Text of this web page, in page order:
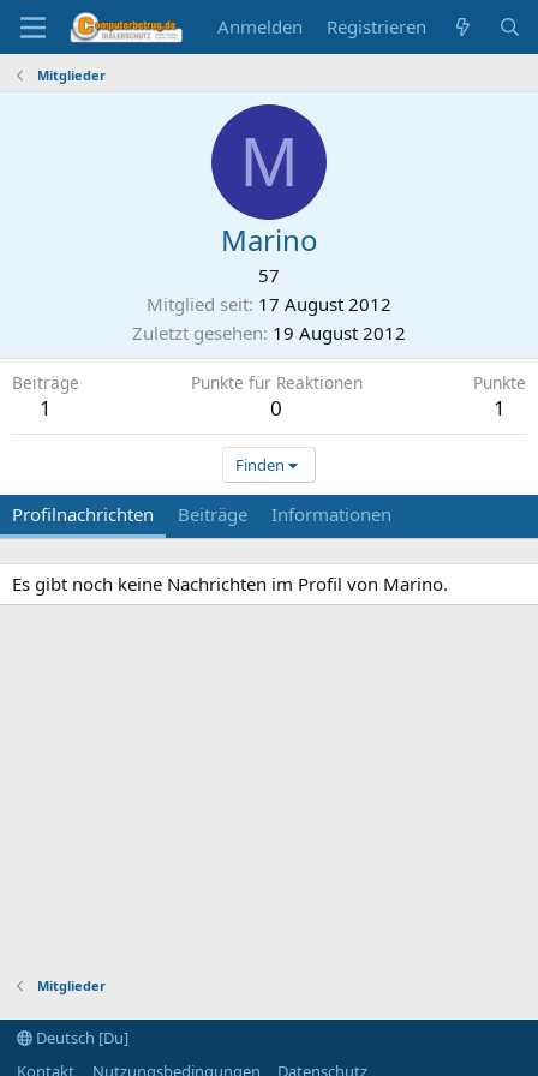
Anmelden Registrieren
Mitglieder
M
Marino
57
Mitglied seit 17 August 2012
Zuletzt gesehen 19 August 2012
Beiträge
1
Punkte für Reaktionen
0
Punkte
1
Finden
Profilnachrichten Beiträge Informationen
Es gibt noch keine Nachrichten im Profil von Marino.
Mitglieder
Deutsch [Du]
Kontakt
Nutzungsbedingungen Datenschutz